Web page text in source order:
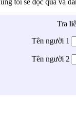
Tra
Tên người 1
Tên người 2